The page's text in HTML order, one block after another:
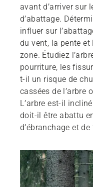
avant d’arriver sur
d’abattage.
influer sur
du vent, la pente
zone. Étudiez
pourriture, les
t-il un risque de
cassées de l’arbre
L’arbre est-il
doit-il être abattu
d’ébranchage et